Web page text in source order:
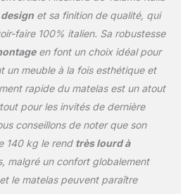
devient un lit pratique
pour les invités - Le
compartiment contenant
des coussins inséré
permettra de ranger de
manière pratique les
coussins inutilisés -
L'espace de rangement
créé sous la péninsule
est parfait pour placer
coussins, draps et
et sa finition de qualité, qui
faire 100% italien. Sa robustesse
en font un choix idéal pour
un meuble à la fois esthétique et
rapide du matelas est un atout
pour les invités de dernière
conseillons de noter que son
140 kg le rend très lourd à
malgré un confort globalement
le matelas peuvent paraître